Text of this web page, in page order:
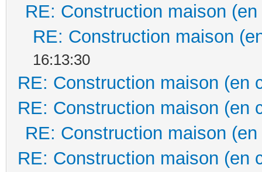
RE: Construction maison
RE: Construction maison
16:13:30
RE: Construction maison (en
RE: Construction maison (en
RE: Construction maison
RE: Construction maison (en